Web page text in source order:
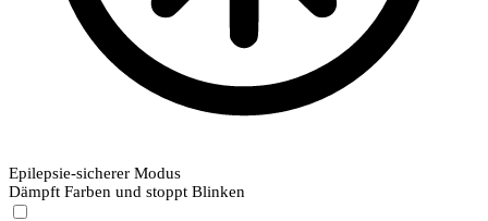
Epilepsie-sicherer Modus
Dämpft Farben und stoppt Blinken